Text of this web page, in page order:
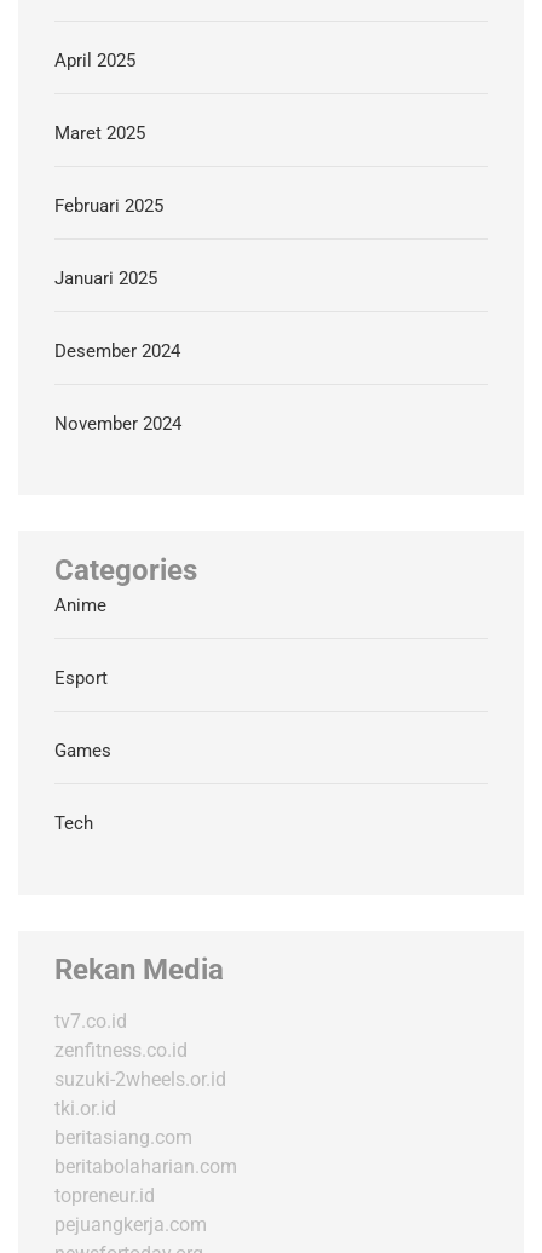
April 2025
Maret 2025
Februari 2025
Januari 2025
Desember 2024
November 2024
Categories
Anime
Esport
Games
Tech
Rekan Media
tv7.co.id
zenfitness.co.id
suzuki-2wheels.or.id
tki.or.id
beritasiang.com
beritabolaharian.com
topreneur.id
pejuangkerja.com